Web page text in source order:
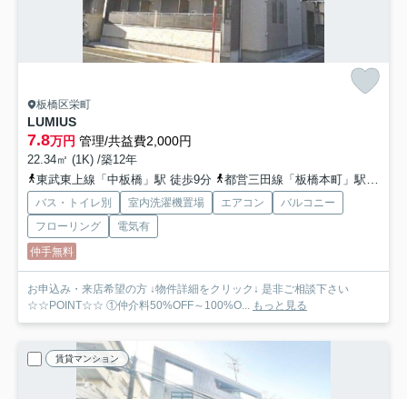
板橋区栄町
LUMIUS
7.8万円 管理/共益費2,000円
22.34㎡ (1K) /築12年
東武東上線「中板橋」駅 徒歩9分
都営三田線「板橋本町」駅 徒歩11分
バス・トイレ別 室内洗濯機置場 エアコン
バルコニー
フローリング
電気有
仲手無料
お申込み・来店希望の方 ↓物件詳細をクリック↓ 是非ご相談下さい
☆☆POINT☆☆ ①仲介料50%OFF～100%O... もっと見る
賃貸マンション